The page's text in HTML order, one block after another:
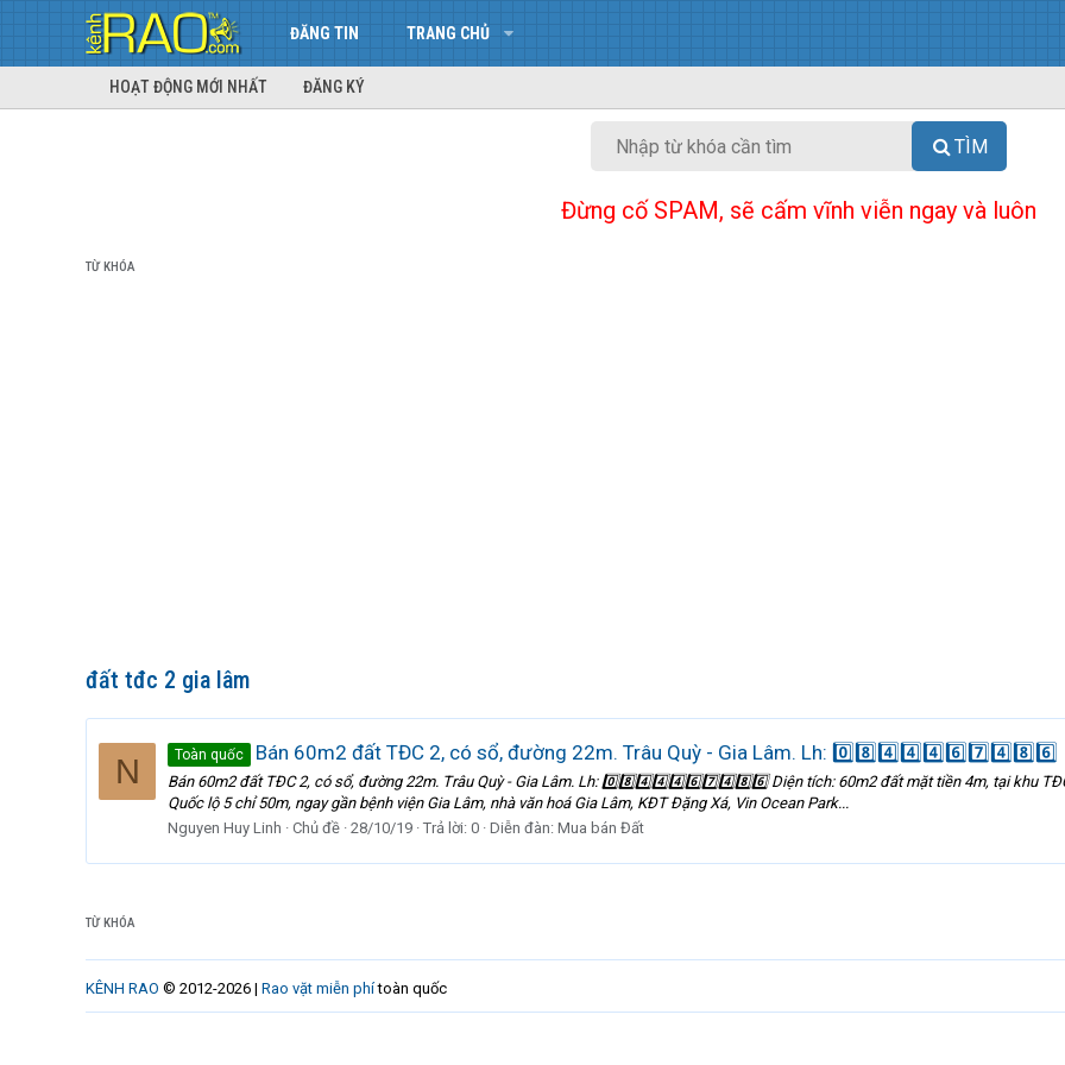
ĐĂNG TIN TRANG CHỦ
HOẠT ĐỘNG MỚI NHẤT ĐĂNG KÝ
TÌM
Đừng cố SPAM, sẽ cấm vĩnh viễn ngay và luôn
TỪ KHÓA
đất tđc 2 gia lâm
N Toàn quốc Bán 60m2 đất TĐC 2, có sổ, đường 22m. Trâu Quỳ - Gia Lâm. Lh: 0️⃣8️⃣4️⃣4️⃣4️⃣6️⃣7️⃣4️⃣8️⃣6️⃣
Bán 60m2 đất TĐC 2, có sổ, đường 22m. Trâu Quỳ - Gia Lâm. Lh: 0️⃣8️⃣4️⃣4️⃣4️⃣6️⃣7️⃣4️⃣8️⃣6️⃣ Diện tích: 60m2 đất mặt tiền 4m, tại khu
Quốc lộ 5 chỉ 50m, ngay gần bệnh viện Gia Lâm, nhà văn hoá Gia Lâm, KĐT Đặng Xá, Vin Ocean Park...
Nguyen Huy Linh
Chủ đề 28/10/19 Trả lời: 0 Diễn đàn: Mua bán Đất
TỪ KHÓA
KÊNH RAO © 2012-2026 | Rao vặt miễn phítoàn quốc